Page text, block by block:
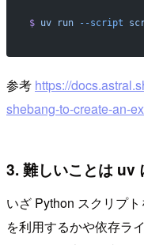
$ uv run --script
参考 https://
shebang-to-create-an-
3. 難しいことは uv
いざ Python スクリプ
を利用するかや依存ラ